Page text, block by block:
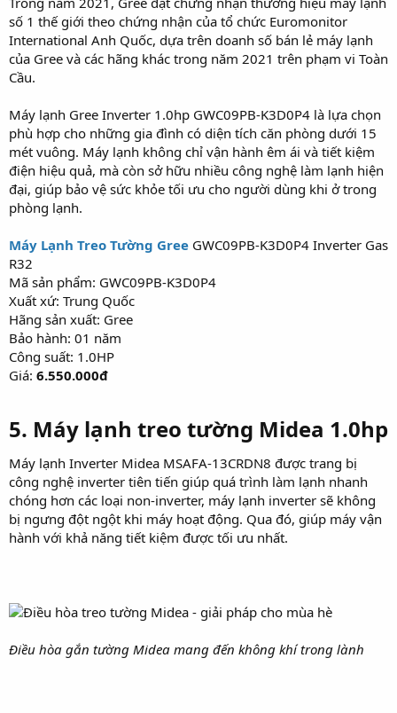
số 1 thế giới theo chứng nhận của tổ chức Euromonitor
International Anh Quốc, dựa trên doanh số bán lẻ máy lạnh
của Gree và các hãng khác trong năm 2021 trên phạm vi Toàn
Cầu.
Máy lạnh Gree Inverter 1.0hp GWC09PB-K3D0P4 là lựa chọn
phù hợp cho những gia đình có diện tích căn phòng dưới 15
mét vuông. Máy lạnh không chỉ vận hành êm ái và tiết kiệm
điện hiệu quả, mà còn sở hữu nhiều công nghệ làm lạnh hiện
đại, giúp bảo vệ sức khỏe tối ưu cho người dùng khi ở trong
phòng lạnh.
Máy Lạnh Treo Tường Gree GWC09PB-K3D0P4 Inverter Gas
R32
Mã sản phẩm: GWC09PB-K3D0P4
Xuất xứ: Trung Quốc
Hãng sản xuất: Gree
Bảo hành: 01 năm
Công suất: 1.0HP
Giá: 6.550.000đ
5. Máy lạnh treo tường Midea 1.0hp
Máy lạnh Inverter Midea MSAFA-13CRDN8 được trang bị
công nghệ inverter tiên tiến giúp quá trình làm lạnh nhanh
chóng hơn các loại non-inverter, máy lạnh inverter sẽ không
bị ngưng đột ngột khi máy hoạt động. Qua đó, giúp máy vận
hành với khả năng tiết kiệm được tối ưu nhất.
Điều hòa gắn tường Midea mang đến không khí trong lành